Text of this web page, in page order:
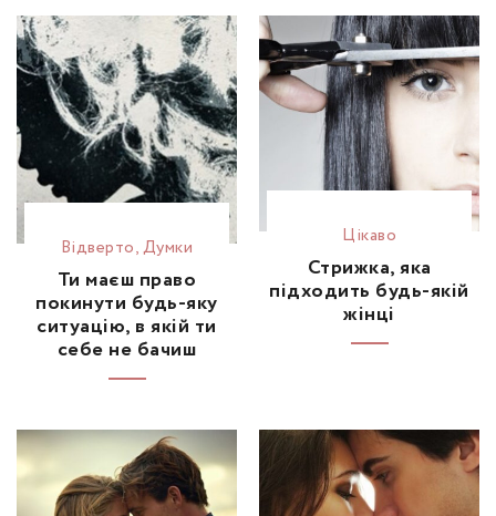
Відвертo,Думки
Ти маєш право
покинути будь-яку
ситуацію, в якій ти
себе не бачиш
Цікаво
Стрижка, яка
підходить будь-якій
жінці